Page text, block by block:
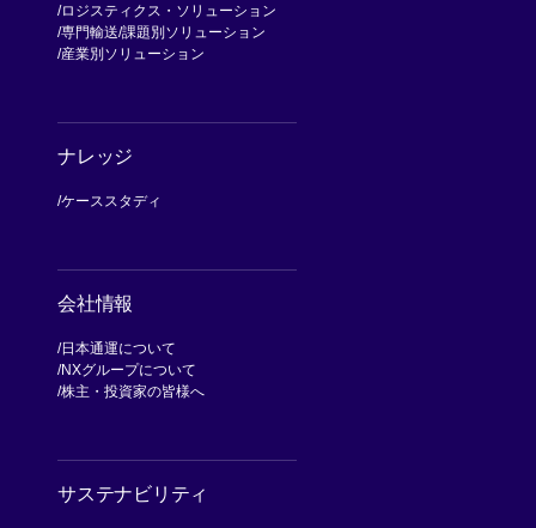
ロジスティクス・ソリューション
専門輸送 課題別ソリューション
産業別ソリューション
ナレッジ
ケーススタディ
会社情報
日本通運について
NXグループについて
株主・投資家の皆様へ
サステナビリティ